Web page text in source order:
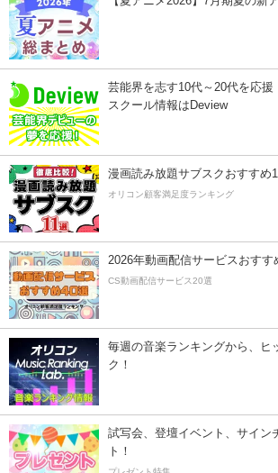
芸能界を志す10代～20代を応援
スクール情報はDeview
漫画読み放題サブスクおすすめ
オリコン顧客満足度ランキング
2026年動画配信サービスおすす
CS動画配信サービス20選
毎週の音楽ランキングから、ヒ
ク！
試写会、登壇イベント、サイン
ト！